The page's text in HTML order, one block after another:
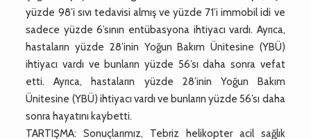
yüzde 98’i sıvı tedavisi almış ve yüzde 71’i immobil idi ve
sadece yüzde 6’sının entübasyona ihtiyacı vardı. Ayrıca,
hastaların yüzde 28’inin Yoğun Bakım Ünitesine (YBÜ)
ihtiyacı vardı ve bunların yüzde 56’sı daha sonra vefat
etti. Ayrıca, hastaların yüzde 28’inin Yoğun Bakım
Ünitesine (YBÜ) ihtiyacı vardı ve bunların yüzde 56’sı daha
sonra hayatını kaybetti.
TARTIŞMA: Sonuçlarımız, Tebriz helikopter acil sağlık